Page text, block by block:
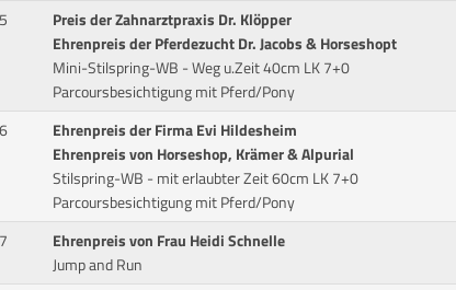
Preis der Zahnarztpraxis Dr. Klöpper
Ehrenpreis der Pferdezucht Dr. Jacobs & Horseshopt
Mini-Stilspring-WB - Weg u.Zeit 40cm LK 7+0
Parcoursbesichtigung mit Pferd/Pony
Ehrenpreis der Firma Evi Hildesheim
Ehrenpreis von Horseshop, Krämer & Alpurial
Stilspring-WB - mit erlaubter Zeit 60cm LK 7+0
Parcoursbesichtigung mit Pferd/Pony
Ehrenpreis von Frau Heidi Schnelle
Jump and Run